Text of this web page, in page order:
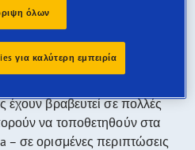
σε πολλές ανεξάρτητες
περισσότερες διαστάσεις
κατηγορίες σήμανσης
που κυκλοφορούν σήμερα
έχουν βραβευτεί σε πολλές
να τοποθετηθούν στα
– σε ορισμένες περιπτώσεις
όλων
για καλύτερη εμπειρία